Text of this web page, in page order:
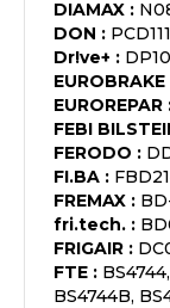
DIAMAX :
DON :
Dr!ve+ :
EUROBRAKE
EUROREPAR
FEBI
FERODO :
FI.BA :
FREMAX :
fri.tech. :
FRIGAIR :
FTE :
BS4744B,